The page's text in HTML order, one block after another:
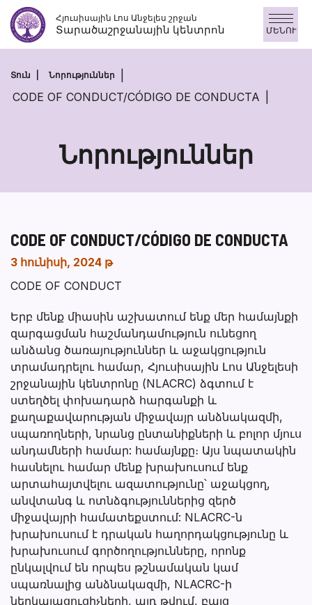
Անցնել
բովանդակությանըՀյուսիսային Լոս Անջելես շրջան
Տարածաշրջանային կենտրոն ՄԵՆՈՒ
Տուն Նորություններ
CODE OF CONDUCT/CÓDIGO DE CONDUCTA
Նորություններ
CODE OF CONDUCT/CÓDIGO DE CONDUCTA
3 հունիսի, 2024 թ
CODE OF CONDUCT
Երբ մենք միասին աշխատում ենք մեր համայնքի
զարգացման հաշմանդամություն ունեցող
անձանց ծառայություններ և աջակցություն
տրամադրելու համար, Հյուսիսային Լոս Անջելեսի
շրջանային կենտրոնը (NLACRC) ձգտում է
ստեղծել փոխադարձ հարգանքի և
քաղաքավարության միջավայր անձնակազմի,
սպառողների, նրանց ընտանիքների և բոլոր մյուս
անդամների համար: համայնքը։ Այս նպատակին
հասնելու համար մենք խրախուսում ենք
արտահայտվելու ազատությունը՝ աջակցող,
անվտանգ և ոտնձգություններից զերծ
միջավայրի համատեքստում: NLACRC-ն
խրախուսում է դրական հաղորդակցությունը և
խրախուսում գործողությունները, որոնք
ընկալվում են որպես թշնամական կամ
սպառնալից անձնակազմի, NLACRC-ի
ներկայացուցիչների, այդ թվում, բայց